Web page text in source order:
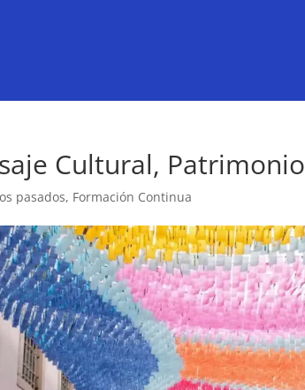
Cultural,
pasados, Formación Continua